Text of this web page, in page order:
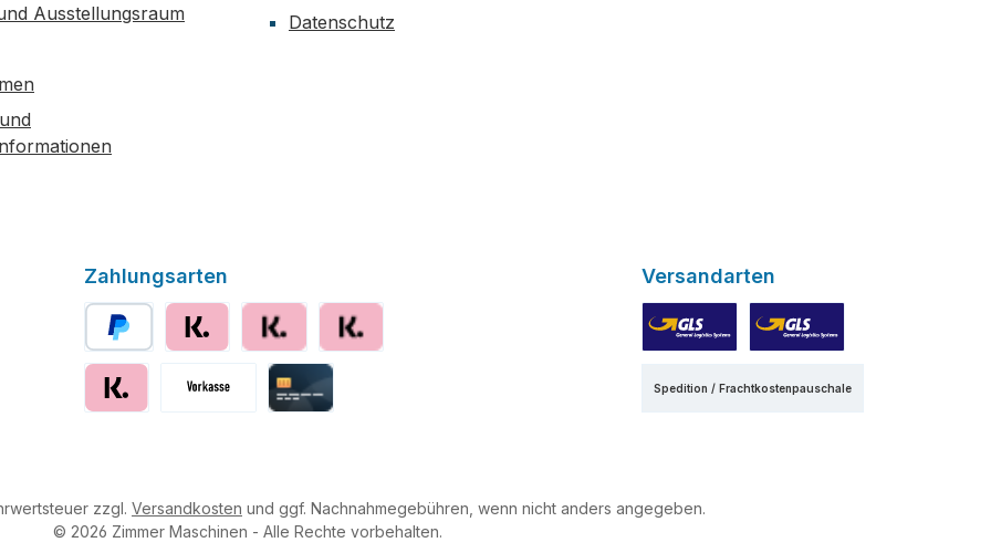
Ausstellungsraum
Datenschutz
Zahlungsarten
PayPal Klarna Ratenzahlung
Klarna Rechnung
Versandarten
Spedition / Frachtkostenpauschale
zzgl. Versandkosten und ggf. Nachnahmegebühren, wenn nicht anders angegeben.
© 2026 Zimmer Maschinen - Alle Rechte vorbehalten.